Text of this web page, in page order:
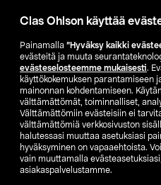
Clas Ohlson käyttää
Painamalla ”Hyväksy kaikki
evästeitä ja muuta
evästeselosteemme mukaisesti.
käyttökokemuksen parantamiseen
mainonnan kohdentamiseen.
välttämättömät, toiminnalliset,
Välttämättömiin evästeisiin ei
välttämättömiä verkkosivuston
halutessasi muuttaa asetuksiasi
hyväksyminen on vapaaehtoista.
vain muuttamalla
asiakaspalvelustamme.
Etsi
SE
FI